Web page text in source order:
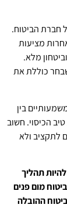
חברת הביטוח.
מציעות
מלא.
כוללת את
בין
הכיסוי. חשוב
לתקציב ולא
תהליך
מום פנים
ההובלה